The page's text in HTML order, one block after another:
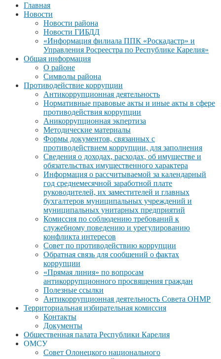
Главная
Новости
Новости района
Новости ГИБДД
«Информация филиала ППК «Роскадастр» и
Управления Росреестра по Республике Карелия»
Общая информация
О районе
Символы района
Противодействие коррупции
Антикоррупционная деятельность
Нормативные правовые акты и иные акты в сфере
противодействия коррупции
Аникоррупционная экпертиза
Методические материалы
Формы документов, связанных с
противодействием коррупции, для заполнения
Сведения о доходах, расходах, об имуществе и
обязательствах имущественного характера
Информация о рассчитываемой за календарный
год среднемесячной заработной плате
руководителей, их заместителей и главных
бухгалтеров муниципальных учреждений и
муниципальных унитарных предприятий
Комиссия по соблюдению требований к
служебному поведению и урегулированию
конфликта интересов
Совет по противодействию коррупции
Обратная связь для сообщений о фактах
коррупции
«Прямая линия» по вопросам
антикоррупционного просвящения граждан
Полезные ссылки
Антикоррупционная деятельность Совета ОНМР
Территориальная избирательная комиссия
Контакты
Документы
Общественная палата Республики Карелия
ОМСУ
Совет Олонецкого национального